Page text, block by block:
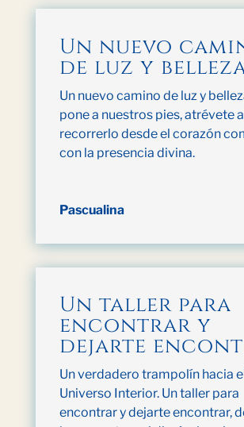
Un nuevo
de luz y
Un nuevo camino de luz y
pone a nuestros pies, atrévete a
recorrerlo desde el corazón
con la presencia divina.
Pascualina
Un taller para
encontrar y
dejarte
Un verdadero trampolín hacia
Universo Interior. Un taller para
encontrar y dejarte encontrar,